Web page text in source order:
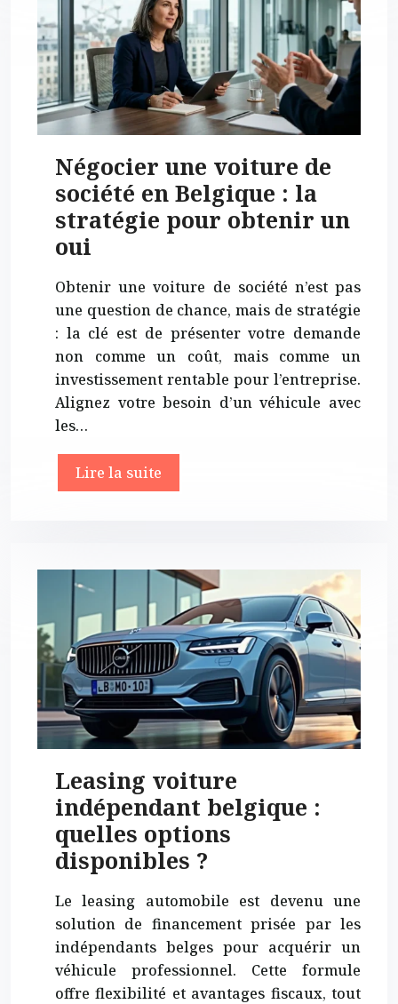
Négocier une voiture de
société en Belgique : la
stratégie pour obtenir un
oui
Obtenir une voiture de société n’est pas
une question de chance, mais de stratégie
: la clé est de présenter votre demande
non comme un coût, mais comme un
investissement rentable pour l’entreprise.
Alignez votre besoin d’un véhicule avec
les…
Lire la suite
Leasing voiture
indépendant belgique :
quelles options
disponibles ?
Le leasing automobile est devenu une
solution de financement prisée par les
indépendants belges pour acquérir un
véhicule professionnel. Cette formule
offre flexibilité et avantages fiscaux, tout